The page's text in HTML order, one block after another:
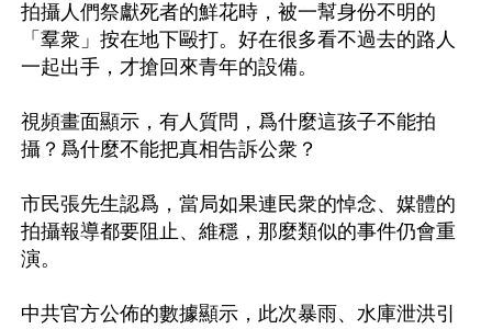
拍攝人們祭獻死者的鮮花時，被一幫身份不明的
「羣衆」按在地下毆打。好在很多看不過去的路人
一起出手，才搶回來青年的設備。
視頻畫面顯示，有人質問，爲什麼這孩子不能拍
攝？爲什麼不能把真相告訴公衆？
市民張先生認爲，當局如果連民衆的悼念、媒體的
拍攝報導都要阻止、維穩，那麼類似的事件仍會重
演。
中共官方公佈的數據顯示，此次暴雨、水庫泄洪引